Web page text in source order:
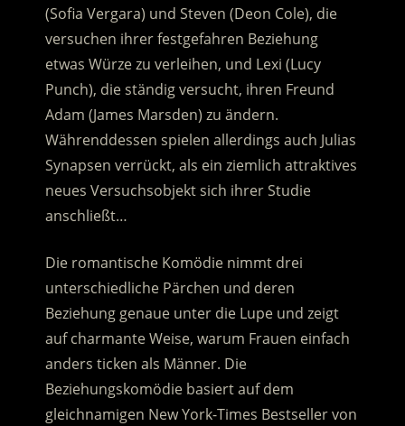
(Sofia Vergara) und Steven (Deon Cole), die
versuchen ihrer festgefahren Beziehung
etwas Würze zu verleihen, und Lexi (Lucy
Punch), die ständig versucht, ihren Freund
Adam (James Marsden) zu ändern.
Währenddessen spielen allerdings auch Julias
Synapsen verrückt, als ein ziemlich attraktives
neues Versuchsobjekt sich ihrer Studie
anschließt…
Die romantische Komödie nimmt drei
unterschiedliche Pärchen und deren
Beziehung genaue unter die Lupe und zeigt
auf charmante Weise, warum Frauen einfach
anders ticken als Männer. Die
Beziehungskomödie basiert auf dem
gleichnamigen New York-Times Bestseller von